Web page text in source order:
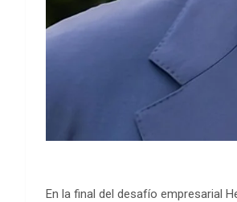
En la final del desafío empresarial